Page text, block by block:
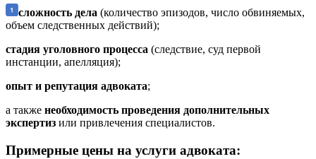
сложность дела (количество эпизодов, число обвиняемых,
объем следственных действий);
стадия уголовного процесса (следствие, суд первой
инстанции, апелляция);
опыт и репутация адвоката;
а также необходимость проведения дополнительных
экспертиз или привлечения специалистов.
Примерные цены на услуги адвоката: